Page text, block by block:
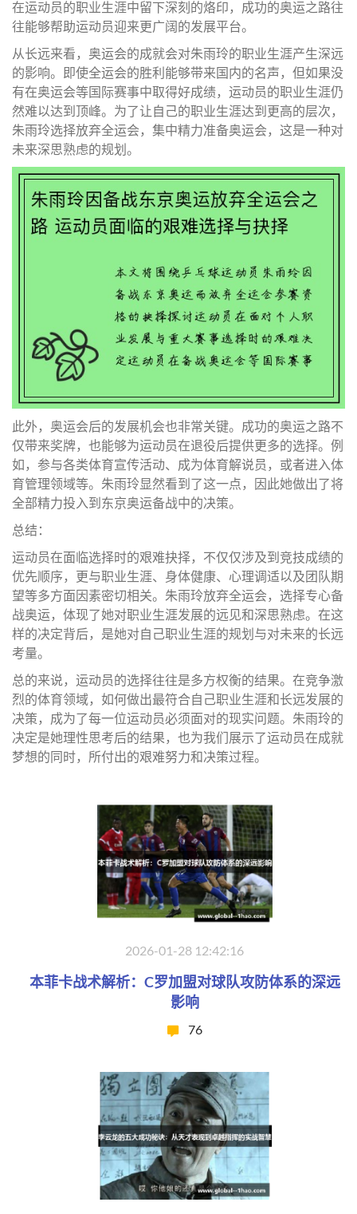
在运动员的职业生涯中留下深刻的烙印，成功的奥运之路往
往能够帮助运动员迎来更广阔的发展平台。
从长远来看，奥运会的成就会对朱雨玲的职业生涯产生深远
的影响。即使全运会的胜利能够带来国内的名声，但如果没
有在奥运会等国际赛事中取得好成绩，运动员的职业生涯仍
然难以达到顶峰。为了让自己的职业生涯达到更高的层次，
朱雨玲选择放弃全运会，集中精力准备奥运会，这是一种对
未来深思熟虑的规划。
此外，奥运会后的发展机会也非常关键。成功的奥运之路不
仅带来奖牌，也能够为运动员在退役后提供更多的选择。例
如，参与各类体育宣传活动、成为体育解说员，或者进入体
育管理领域等。朱雨玲显然看到了这一点，因此她做出了将
全部精力投入到东京奥运备战中的决策。
总结：
运动员在面临选择时的艰难抉择，不仅仅涉及到竞技成绩的
优先顺序，更与职业生涯、身体健康、心理调适以及团队期
望等多方面因素密切相关。朱雨玲放弃全运会，选择专心备
战奥运，体现了她对职业生涯发展的远见和深思熟虑。在这
样的决定背后，是她对自己职业生涯的规划与对未来的长远
考量。
总的来说，运动员的选择往往是多方权衡的结果。在竞争激
烈的体育领域，如何做出最符合自己职业生涯和长远发展的
决策，成为了每一位运动员必须面对的现实问题。朱雨玲的
决定是她理性思考后的结果，也为我们展示了运动员在成就
梦想的同时，所付出的艰难努力和决策过程。
2026-01-28 12:42:16
本菲卡战术解析：C罗加盟对球队攻防体系的深远
影响
76